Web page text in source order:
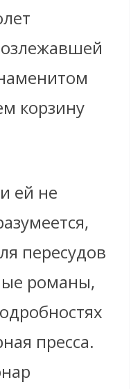
корзину
ей не
пересудов
романы,
пресса.